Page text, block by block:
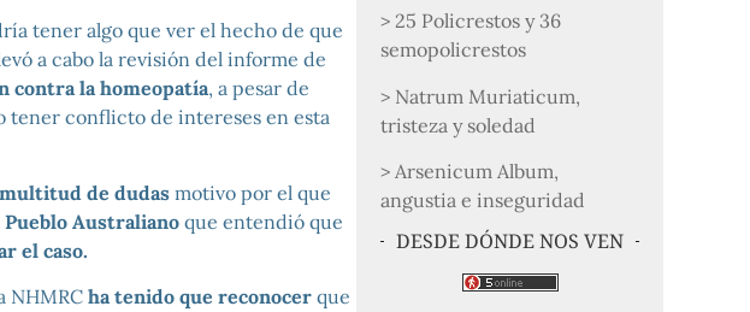
tener algo que ver el hecho de que
a cabo la revisión del informe de
contra la homeopatía, a pesar de
tener conflicto de intereses en esta
de dudas motivo por el que
Australianoque entendió que
el caso.
NHMRCha tenido que reconocerque
> 25 Policrestos y 36
semopolicrestos
> Natrum Muriaticum,
tristeza y soledad
> Arsenicum Album,
angustia e inseguridad
DESDE DÓNDE NOS VEN